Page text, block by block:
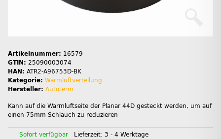
Artikelnummer: 16579
GTIN: 25090003074
HAN: ATR2-A96753D-BK
Kategorie: Warmluftverteilung
Hersteller: Autoterm
Kann auf die Warmluftseite der Planar 44D gesteckt werden, um auf
einen 75mm Schlauch zu reduzieren
Sofort verfügbar Lieferzeit: 3 - 4 Werktage